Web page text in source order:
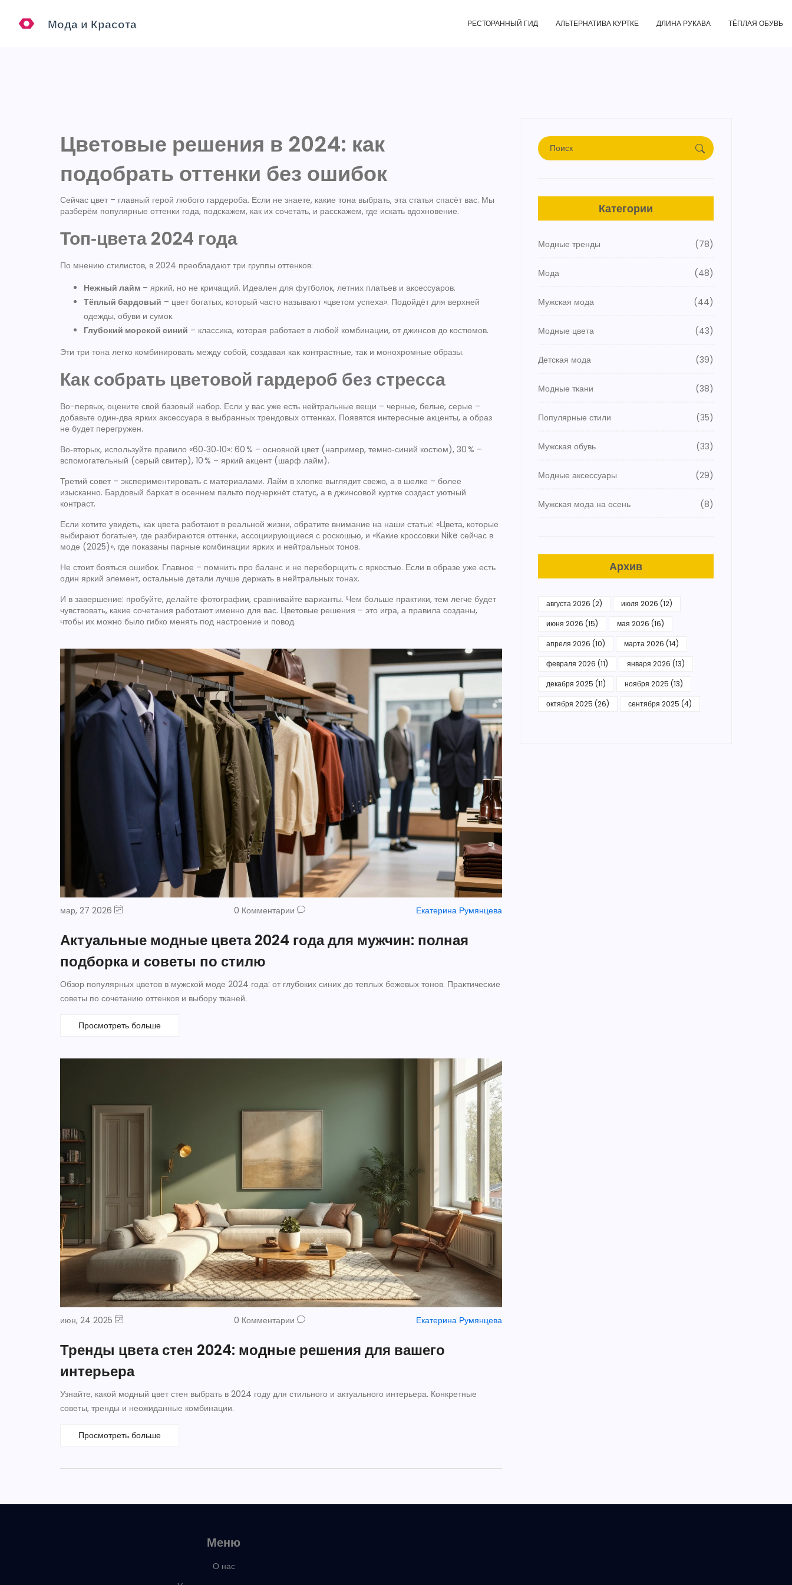
РЕСТОРАННЫЙ ГИД АЛЬТЕРНАТИВА КУРТКЕ ДЛИНА РУКАВА ТЁПЛАЯ ОБУВЬ
Цветовые решения в 2024: как
подобрать оттенки без ошибок
Сейчас цвет – главный герой любого гардероба. Если не знаете, какие тона выбрать, эта статья спасёт вас. Мы
разберём популярные оттенки года, подскажем, как их сочетать, и расскажем, где искать вдохновение.
Топ‑цвета 2024 года
По мнению стилистов, в 2024 преобладают три группы оттенков:
Нежный лайм – яркий, но не кричащий. Идеален для футболок, летних платьев и аксессуаров.
Тёплый бардовый – цвет богатых, который часто называют «цветом успеха». Подойдёт для верхней
одежды, обуви и сумок.
Глубокий морской синий – классика, которая работает в любой комбинации, от джинсов до костюмов.
Эти три тона легко комбинировать между собой, создавая как контрастные, так и монохромные образы.
Как собрать цветовой гардероб без стресса
Во-первых, оцените свой базовый набор. Если у вас уже есть нейтральные вещи – черные, белые, серые –
добавьте один‑два ярких аксессуара в выбранных трендовых оттенках. Появятся интересные акценты, а образ
не будет перегружен.
Во‑вторых, используйте правило «60‑30‑10»: 60 % – основной цвет (например, темно‑синий костюм), 30 % –
вспомогательный (серый свитер), 10 % – яркий акцент (шарф лайм).
Третий совет – экспериментировать с материалами. Лайм в хлопке выглядит свежо, а в шелке – более
изысканно. Бардовый бархат в осеннем пальто подчеркнёт статус, а в джинсовой куртке создаст уютный
контраст.
Если хотите увидеть, как цвета работают в реальной жизни, обратите внимание на наши статьи: «Цвета, которые
выбирают богатые», где разбираются оттенки, ассоциирующиеся с роскошью, и «Какие кроссовки Nike сейчас в
моде (2025)», где показаны парные комбинации ярких и нейтральных тонов.
Не стоит бояться ошибок. Главное – помнить про баланс и не переборщить с яркостью. Если в образе уже есть
один яркий элемент, остальные детали лучше держать в нейтральных тонах.
И в завершение: пробуйте, делайте фотографии, сравнивайте варианты. Чем больше практики, тем легче будет
чувствовать, какие сочетания работают именно для вас. Цветовые решения – это игра, а правила созданы,
чтобы их можно было гибко менять под настроение и повод.
мар, 27 2026 0 Комментарии Екатерина Румянцева
Актуальные модные цвета 2024 года для мужчин: полная
подборка и советы по стилю
Обзор популярных цветов в мужской моде 2024 года: от глубоких синих до теплых бежевых тонов. Практические
советы по сочетанию оттенков и выбору тканей.
Просмотреть больше
июн, 24 2025 0 Комментарии Екатерина Румянцева
Тренды цвета стен 2024: модные решения для вашего
интерьера
Узнайте, какой модный цвет стен выбрать в 2024 году для стильного и актуального интерьера. Конкретные
советы, тренды и неожиданные комбинации.
Просмотреть больше
Категории
Модные тренды (78)
Мода (48)
Мужская мода (44)
Модные цвета (43)
Детская мода (39)
Модные ткани (38)
Популярные стили (35)
Мужская обувь (33)
Модные аксессуары (29)
Мужская мода на осень (8)
Архив
августа 2026 (2) июля 2026 (12)
июня 2026 (15) мая 2026 (16)
апреля 2026 (10) марта 2026 (14)
февраля 2026 (11) января 2026 (13)
декабря 2025 (11) ноября 2025 (13)
октября 2025 (26) сентября 2025 (4)
Меню
О нас